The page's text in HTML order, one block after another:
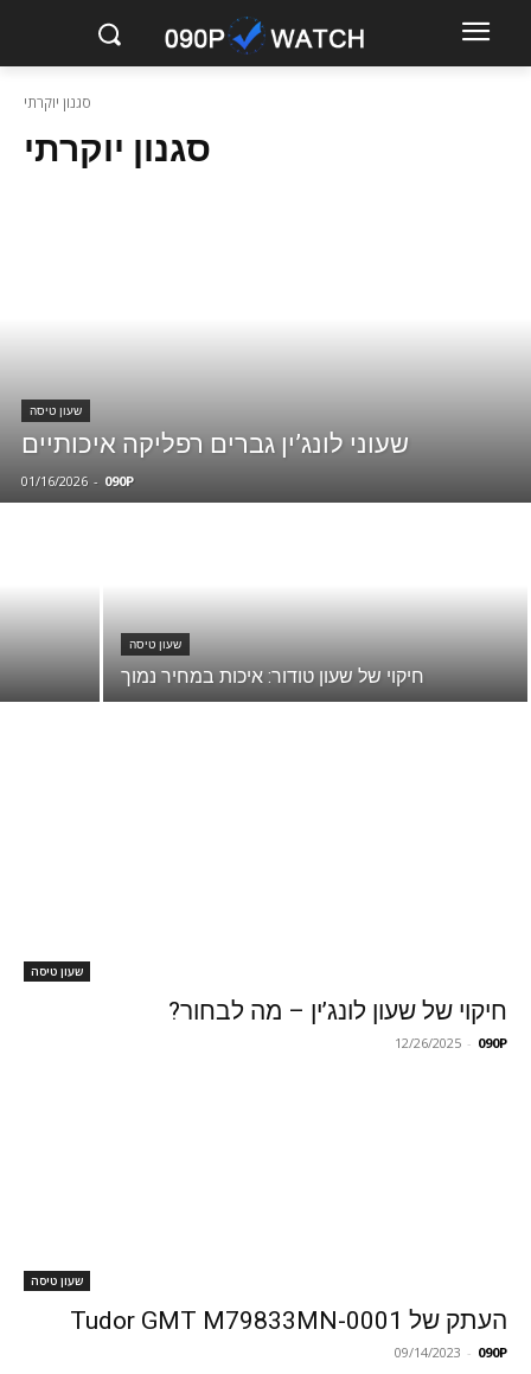
סגנון יוקרתי
סגנון יוקרתי
שעון טיסה
שעוני לונג’ין גברים רפליקה איכותיים
090P
-
01/16/2026
שעון טיסה
חיקוי של שעון טודור: איכות במחיר נמוך
שעון טיסה
חיקוי של שעון לונג’ין – מה לבחור?
090P
-
12/26/2025
שעון טיסה
העתק של Tudor GMT M79833MN-0001
090P
-
09/14/2023